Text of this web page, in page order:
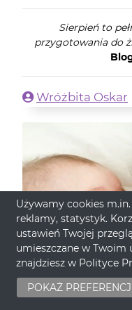
Sierpień to
przygotowania do
Wróżbita Oskar
Używamy cookies
reklamy, statystyk.
ustawień Twojej
umieszczane w Twoim
znajdziesz w Polityce
POKAŻ